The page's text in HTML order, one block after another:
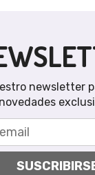
newsletter
novedades